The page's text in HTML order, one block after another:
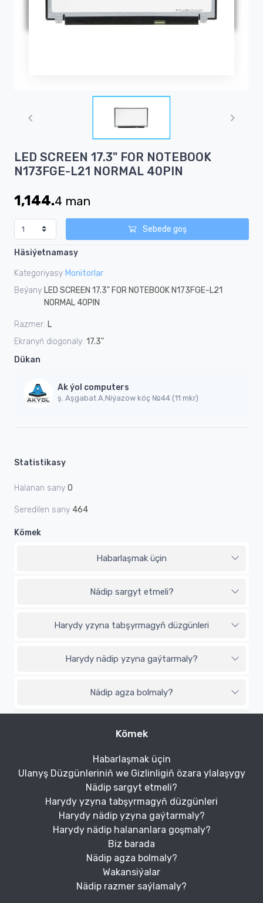
1
of
LED SCREEN 17.3" FOR NOTEBOOK
N173FGE-L21 NORMAL 40PIN
1,144.4 man
Sebede goş
Häsiýetnamasy
Kategoriyasy Monitorlar
Beýany LED SCREEN 17.3" FOR NOTEBOOK N173FGE-L21
NORMAL 40PIN
Razmer: L
Ekranyň diogonaly: 17.3"
Dükan
Ak ýol computers
ş. Aşgabat A.Niýazow köç №44 (11 mkr)
Statistikasy
Halanan sany 0
Seredilen sany 464
Kömek
Habarlaşmak üçin
Nädip sargyt etmeli?
Harydy yzyna tabşyrmagyň düzgünleri
Harydy nädip yzyna gaýtarmaly?
Nädip agza bolmaly?
Kömek
Habarlaşmak üçin
Ulanyş Düzgünleriniň we Gizlinligiň özara ylalaşygy
Nädip sargyt etmeli?
Harydy yzyna tabşyrmagyň düzgünleri
Harydy nädip yzyna gaýtarmaly?
Harydy nädip halananlara goşmaly?
Biz barada
Nädip agza bolmaly?
Wakansiýalar
Nädip razmer saýlamaly?